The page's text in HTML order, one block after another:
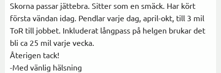
Skorna passar jättebra. Sitter som en smäck. Har kört
första vändan idag. Pendlar varje dag, april-okt, till 3 mil
ToR till jobbet. Inkluderat långpass på helgen brukar det
bli ca 25 mil varje vecka.
Återigen tack!
-Med vänlig hälsning